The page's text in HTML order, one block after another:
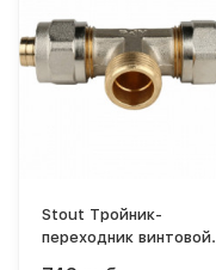
Stout Тройник-
переходник винтовой